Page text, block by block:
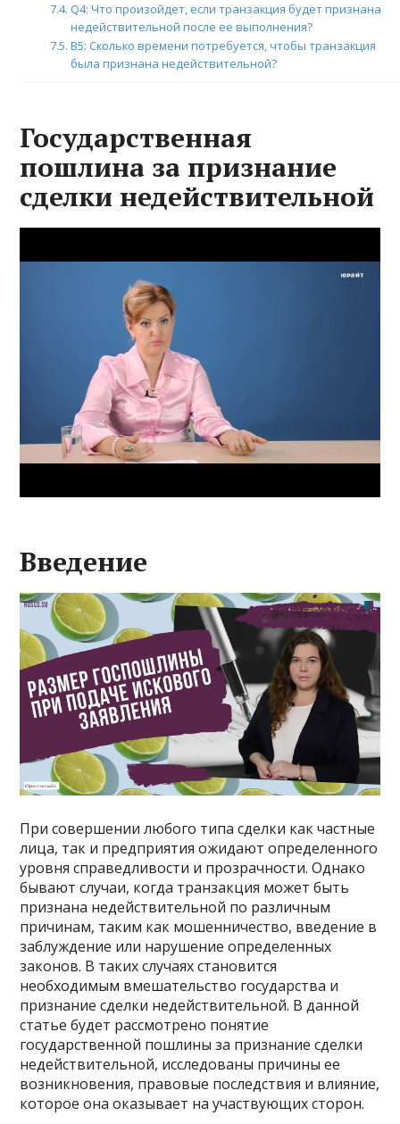
Q4: Что произойдет, если транзакция будет признана
недействительной после ее выполнения?
В5: Сколько времени потребуется, чтобы транзакция
была признана недействительной?
Государственная
пошлина за признание
сделки недействительной
Введение
При совершении любого типа сделки как частные
лица, так и предприятия ожидают определенного
уровня справедливости и прозрачности. Однако
бывают случаи, когда транзакция может быть
признана недействительной по различным
причинам, таким как мошенничество, введение в
заблуждение или нарушение определенных
законов. В таких случаях становится
необходимым вмешательство государства и
признание сделки недействительной. В данной
статье будет рассмотрено понятие
государственной пошлины за признание сделки
недействительной, исследованы причины ее
возникновения, правовые последствия и влияние,
которое она оказывает на участвующих сторон.